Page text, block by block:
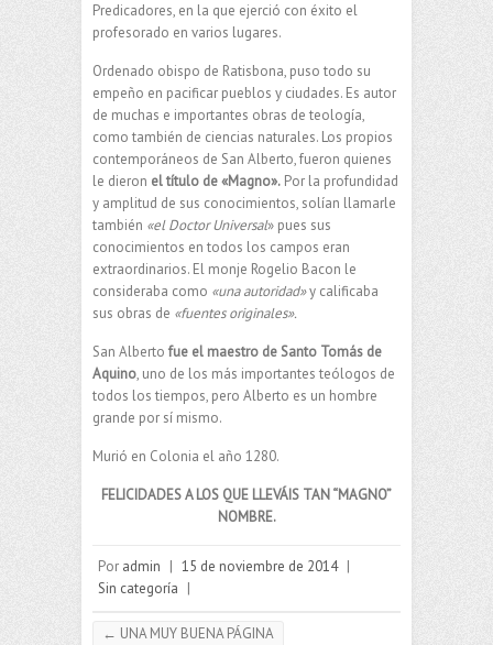
Predicadores, en la que ejerció con éxito el
profesorado en varios lugares.
Ordenado obispo de Ratisbona, puso todo su
empeño en pacificar pueblos y ciudades. Es autor
de muchas e importantes obras de teología,
como también de ciencias naturales. Los propios
contemporáneos de San Alberto, fueron quienes
le dieron el título de «Magno». Por la profundidad
y amplitud de sus conocimientos, solían llamarle
también «el Doctor Universal» pues sus
conocimientos en todos los campos eran
extraordinarios. El monje Rogelio Bacon le
consideraba como «una autoridad»y calificaba
sus obras de «fuentes originales».
San Alberto fue el maestro de Santo Tomás de
Aquino, uno de los más importantes teólogos de
todos los tiempos, pero Alberto es un hombre
grande por sí mismo.
Murió en Colonia el año 1280.
FELICIDADES A LOS QUE LLEVÁIS TAN “MAGNO”
NOMBRE.
Por admin | 15 de noviembre de 2014 |
Sin categoría |
← UNA MUY BUENA PÁGINA